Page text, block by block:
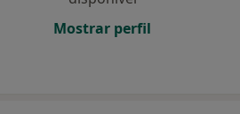
Mostrar perfil